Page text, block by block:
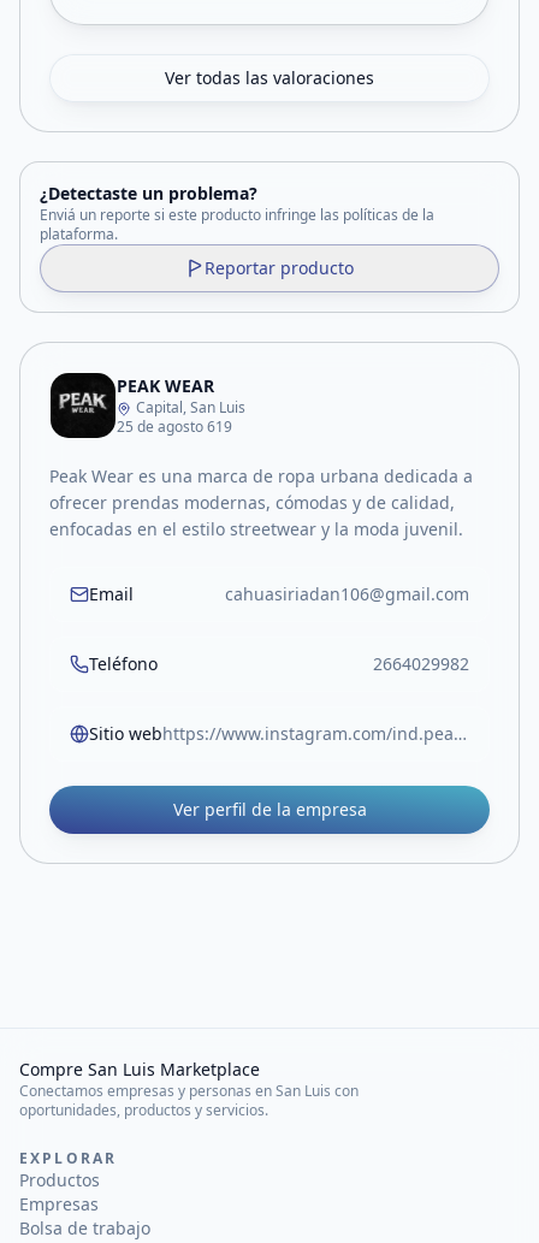
Ver todas las valoraciones
¿Detectaste un problema?
Enviá un reporte si este producto infringe las políticas de la
plataforma.
Reportar producto
PEAK WEAR
Capital, San Luis
25 de agosto 619
Peak Wear es una marca de ropa urbana dedicada a
ofrecer prendas modernas, cómodas y de calidad,
enfocadas en el estilo streetwear y la moda juvenil.
Email cahuasiriadan106@gmail.com
Teléfono 2664029982
Sitio web https://www.instagram.com/ind.peak?utm_source=ig_web_button_share_sheet&igsh=ZDNlZDc0MzIxNw==
Ver perfil de la empresa
Compre San Luis Marketplace
Conectamos empresas y personas en San Luis con
oportunidades, productos y servicios.
EXPLORAR
Productos
Empresas
Bolsa de trabajo